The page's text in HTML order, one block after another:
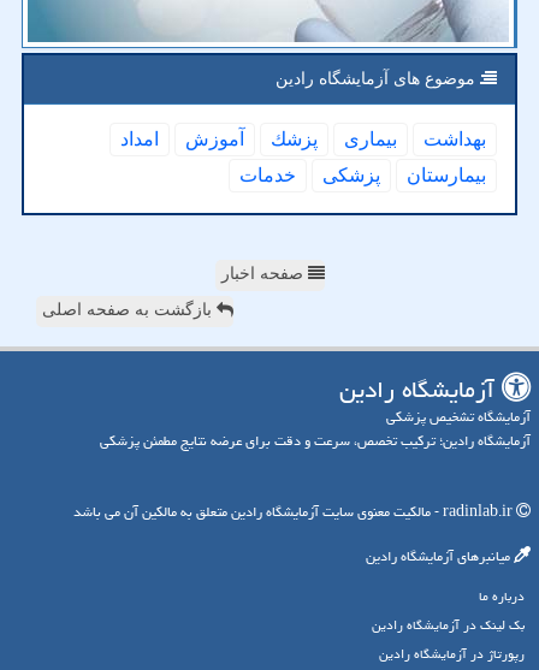
موضوع های آزمایشگاه رادین
بهداشت بیماری پزشك آموزش
امداد
بیمارستان
پزشكی خدمات
صفحه اخبار
بازگشت به صفحه اصلی
آزمایشگاه رادین
آزمایشگاه تشخیص پزشکی
آزمایشگاه رادین؛ ترکیب تخصص، سرعت و دقت برای عرضه نتایج مطمئن پزشکی
میانبرهای آزمایشگاه رادین
درباره ما
بک لینک در آزمایشگاه رادین
رپورتاژ در آزمایشگاه رادین